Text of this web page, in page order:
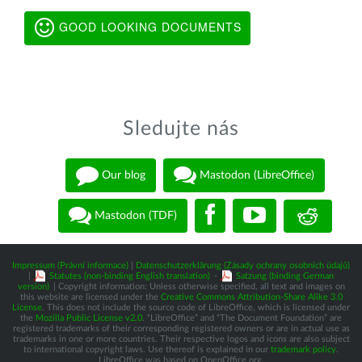
GOOD LOOKING DOCUMENTS
Sledujte nás
Our blog Mastodon (LibreOffice)
Mastodon (TDF)
Impressum (Právní informace)
Datenschutzerklärung (Zásady ochrany osobních údajů)
Statutes (non-binding English translation) -
Satzung (binding German
version)
| Copyright information: Unless otherwise specified, all text and images on
this website are licensed under the Creative Commons Attribution-Share Alike 3.0
License . This does not include the source code of LibreOffice, which is licensed under
the Mozilla Public License v2.0 . “LibreOffice” and “The Document Foundation” are
registered trademarks of their corresponding registered owners or are in actual use as
trademarks in one or more countries. Their respective logos and icons are also subject
to international copyright laws. Use thereof is explained in our trademark policy
LibreOffice was based on OpenOffice.org.